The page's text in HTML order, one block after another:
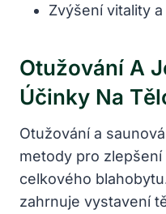
Zvýšení vitality
Otužování A
Účinky Na
Otužování a
metody pro zlepšení
celkového
zahrnuje vystavení